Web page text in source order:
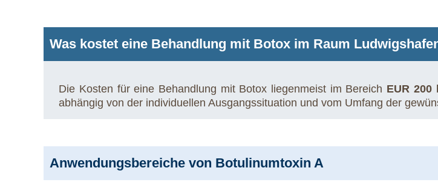
Was kostet eine Behandlung mit Botox im Raum
Die Kosten für eine Behandlung mit Botox liegenmeist im Bereich EUR 200
abhängig von der individuellen Ausgangssituation und vom Umfang der
Anwendungsbereiche von Botulinumtoxin A